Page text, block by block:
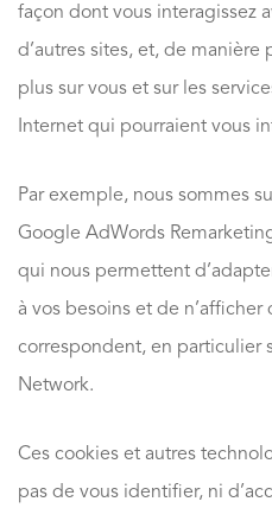
façon dont vous interagissez
d’autres sites, et, de manière
plus sur vous et sur les
Internet qui pourraient vous
Par exemple, nous sommes
Google AdWords
qui nous permettent
à vos besoins et de
correspondent, en particulier
Network.
Ces cookies et autres
pas de vous identifier, ni